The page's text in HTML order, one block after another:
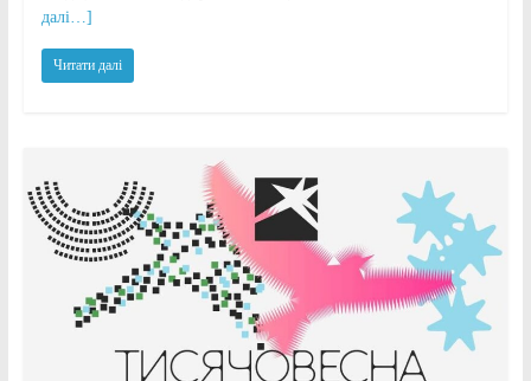
далі…]
Читати далі